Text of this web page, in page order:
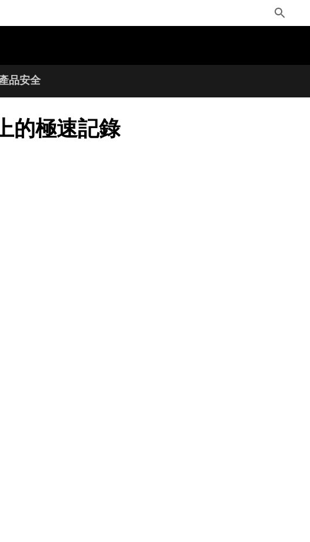
Toggle
Search
品安全
的極速記錄